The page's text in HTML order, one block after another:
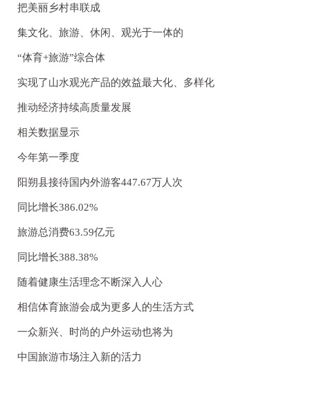
把美丽乡村串联成
集文化、旅游、休闲、观光于一体的
“体育+旅游”综合体
实现了山水观光产品的效益最大化、多样化
推动经济持续高质量发展
相关数据显示
今年第一季度
阳朔县接待国内外游客447.67万人次
同比增长386.02%
旅游总消费63.59亿元
同比增长388.38%
随着健康生活理念不断深入人心
相信体育旅游会成为更多人的生活方式
一众新兴、时尚的户外运动也将为
中国旅游市场注入新的活力